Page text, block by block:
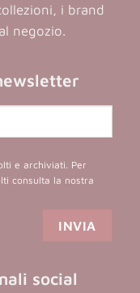
i brand
negozio.
e archiviati. Per
consulta la nostra
social